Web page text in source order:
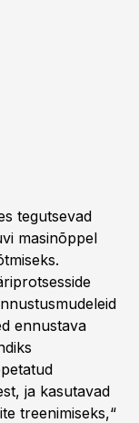
tegutsevad
masinõppel
ennustava
ja kasutavad
treenimiseks,“